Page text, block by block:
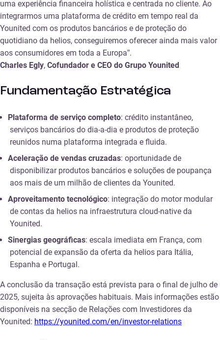
uma experiência financeira holística e centrada no cliente. Ao
integrarmos uma plataforma de crédito em tempo real da
Younited com os produtos bancários e de proteção do
quotidiano da helios, conseguiremos oferecer ainda mais valor
aos consumidores em toda a Europa”.
Charles Egly, Cofundador e CEO do Grupo Younited
Fundamentação Estratégica
Plataforma de serviço completo: crédito instantâneo,
serviços bancários do dia-a-dia e produtos de proteção
reunidos numa plataforma integrada e fluida.
Aceleração de vendas cruzadas: oportunidade de
disponibilizar produtos bancários e soluções de poupança
aos mais de um milhão de clientes da Younited.
Aproveitamento tecnológico: integração do motor modular
de contas da helios na infraestrutura cloud-native da
Younited.
Sinergias geográficas: escala imediata em França, com
potencial de expansão da oferta da helios para Itália,
Espanha e Portugal.
A conclusão da transação está prevista para o final de julho de
2025, sujeita às aprovações habituais. Mais informações estão
disponíveis na secção de Relações com Investidores da
Younited: https://younited.com/en/investor-relations